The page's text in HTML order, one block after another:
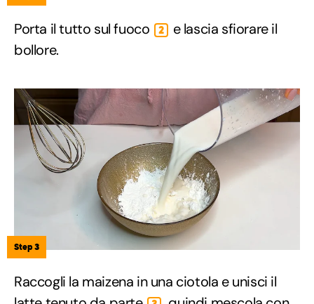
Porta il tutto sul fuoco 2
e lascia sfiorare il
bollore.
Step 3
Raccogli la maizena in una ciotola e unisci il